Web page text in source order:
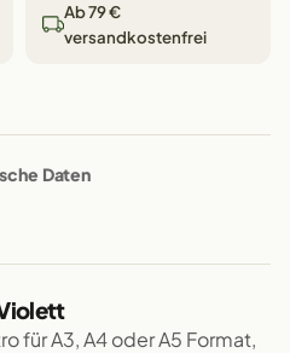
Ab 79 €
versandkostenfrei
Daten
für A3, A4 oder A5 Format,